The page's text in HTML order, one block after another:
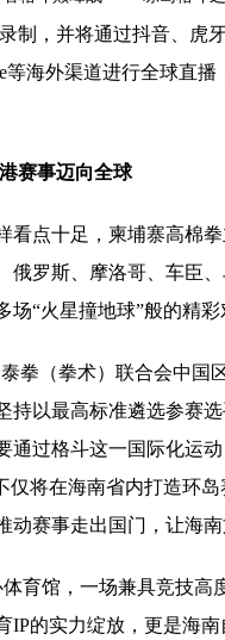
制，并将通过抖音、虎
等海外渠道进行全球直
赛事迈向全球
看点十足，柬埔寨高棉
俄罗斯、摩洛哥、车臣
“火星撞地球”般的精彩
拳（拳术）联合会中国
持以最高标准遴选参赛
通过格斗这一国际化运
仅将在海南省内打造环
动赛事走出国门，让海
育馆，一场兼具竞技
IP的实力绽放，更是海